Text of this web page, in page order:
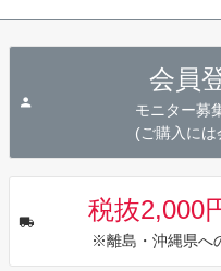
会員
モニター募
(ご購入に
税抜2,000
※離島・沖縄県へ